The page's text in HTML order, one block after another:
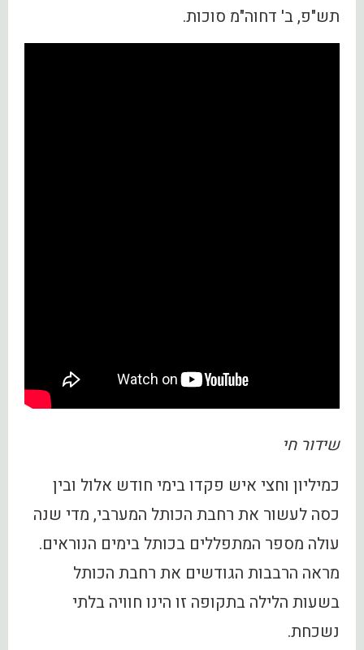
תש"פ, ב' דחוה"מ סוכות.
שידור חי
כמיליון וחצי איש פקדו בימי חודש אלול ובין
כסה לעשור את רחבת הכותל המערבי, מדי שנה
עולה מספר המתפללים בכותל בימים הנוראים.
מראה הרבבות הגודשים את רחבת הכותל
בשעות הלילה בתקופה זו הינו חוויה בלתי
נשכחת.